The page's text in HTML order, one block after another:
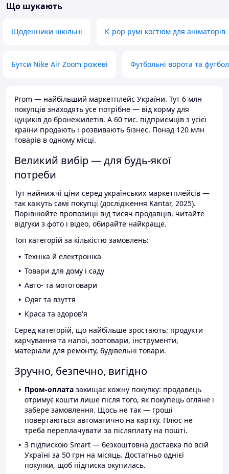
Що шукають
Щоденники шкільні K-pop румі костюм для аніматорів
Бутси Nike Air Zoom рожеві Футбольні ворота та
Prom — найбільший маркетплейс України. Тут 6 млн
покупців знаходять усе потрібне — від корму для
цуциків до бронежилетів. А 60 тис. підприємців з усієї
країни продають і розвивають бізнес. Понад 120 млн
товарів в одному місці.
Великий вибір — для будь-якої
потреби
Тут найнижчі ціни серед українських маркетплейсів —
так кажуть самі покупці (дослідження Kantar, 2025).
Порівнюйте пропозиції від тисяч продавців, читайте
відгуки з фото і відео, обирайте найкраще.
Топ категорій за кількістю замовлень:
Техніка й електроніка
Товари для дому і саду
Авто- та мототовари
Одяг та взуття
Краса та здоров'я
Серед категорій, що найбільше зростають: продукти
харчування та напої, зоотовари, інструменти,
матеріали для ремонту, будівельні товари.
Зручно, безпечно, вигідно
Пром-оплата захищає кожну покупку: продавець
отримує кошти лише після того, як покупець огляне і
забере замовлення. Щось не так — гроші
повертаються автоматично на картку. Плюс не
треба переплачувати за післяплату на пошті.
З підпискою Smart — безкоштовна доставка по всій
Україні за 50 грн на місяць. Достатньо однієї
покупки, щоб підписка окупилась.